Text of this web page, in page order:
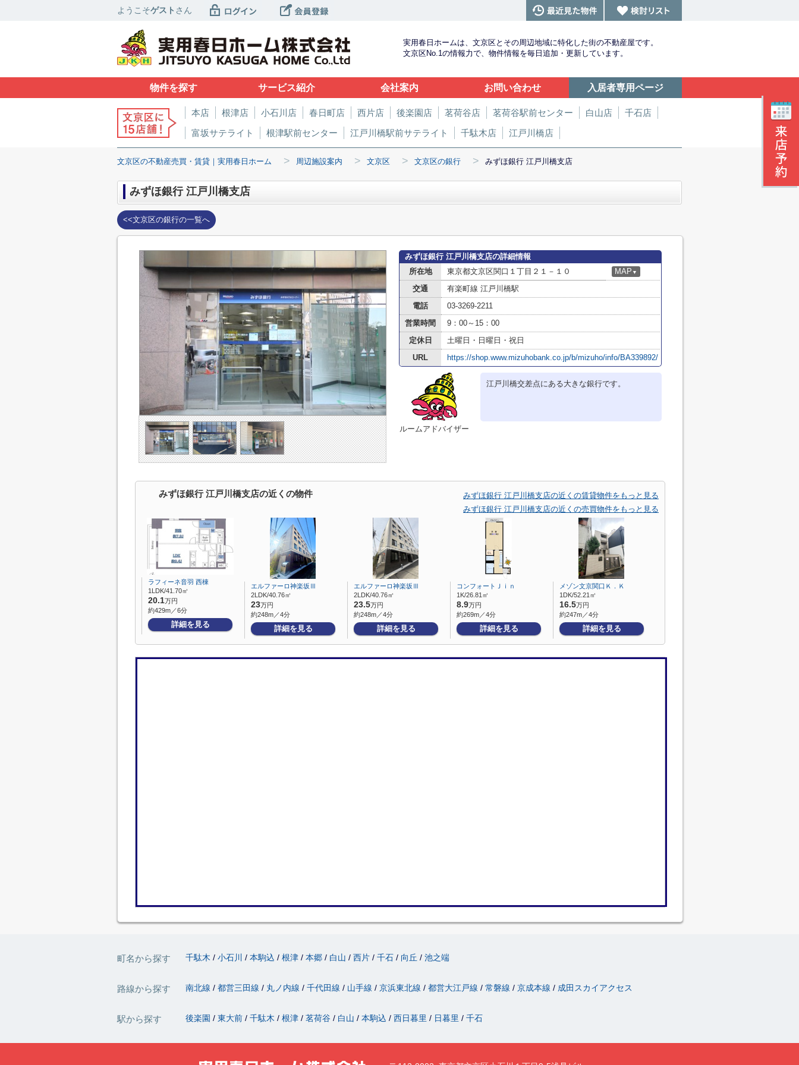
ようこそゲスト さん
実用春日ホームは、文京区とその周辺地域に特化した街の不動産屋です。
文京区No.1の情報力で、物件情報を毎日追加・更新しています。
物件を探す サービス紹介 会社案内 お問い合わせ 入居者専用ページ
本店 根津店 小石川店 春日町店 西片店 後楽園店 茗荷谷店 茗荷谷駅前センター 白山店
千石店
富坂サテライト
根津駅前センター 江戸川橋駅前サテライト 千駄木店 江戸川橋店
文京区の不動産売買・賃貸｜実用春日ホーム > 周辺施設案内 > 文京区 > 文京区の銀行 > みずほ銀行 江戸川橋支店
みずほ銀行 江戸川橋支店
<<文京区の銀行の一覧へ
みずほ銀行 江戸川橋支店の詳細情報
所在地
東京都文京区関口１丁目２１－１０ MAP ▼
交通
有楽町線 江戸川橋駅
電話
03-3269-2211
営業時間
9：00～15：00
定休日
土曜日・日曜日・祝日
URL
https://shop.www.mizuhobank.co.jp/b/mizuho/info/BA339892/
ルームアドバイザー
江戸川橋交差点にある大きな銀行です。
みずほ銀行 江戸川橋支店の近くの物件
みずほ銀行 江戸川橋支店の近くの賃貸物件をもっと見る
みずほ銀行 江戸川橋支店の近くの売買物件をもっと見る
ラフィーネ音羽 西棟
1LDK/41.70㎡
20.1万円
約429m／6分
詳細を見る
エルファーロ神楽坂Ⅲ
2LDK/40.76㎡
23万円
約248m／4分
詳細を見る
エルファーロ神楽坂Ⅲ
2LDK/40.76㎡
23.5万円
約248m／4分
詳細を見る
コンフォートＪｉｎ
1K/26.81㎡
8.9万円
約269m／4分
詳細を見る
メゾン文京関口Ｋ．Ｋ
1DK/52.21㎡
16.5万円
約247m／4分
詳細を見る
町名から探す 千駄木 小石川 本駒込 根津 本郷 白山 西片 千石 向丘 池之端
路線から探す 南北線 都営三田線 丸ノ内線 千代田線 山手線 京浜東北線 都営大江戸線 常磐線 京成本線 成田スカイアクセス
駅から探す 後楽園 東大前 千駄木 根津 茗荷谷 白山 本駒込 西日暮里 日暮里 千石